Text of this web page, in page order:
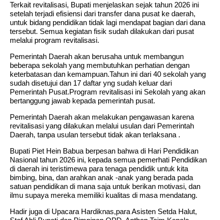
Terkait revitalisasi, Bupati menjelaskan sejak tahun 2026 ini
setelah terjadi efisiensi dari transfer dana pusat ke daerah,
untuk bidang pendidikan tidak lagi mendapat bagian dari dana
tersebut. Semua kegiatan fisik sudah dilakukan dari pusat
melalui program revitalisasi.
Pemerintah Daerah akan berusaha untuk membangun
beberapa sekolah yang membutuhkan perhatian dengan
keterbatasan dan kemampuan.Tahun ini dari 40 sekolah yang
sudah disetujui dan 17 daftar yng sudah keluar dari
Pemerintah Pusat.Program revitalisasi ini Sekolah yang akan
bertanggung jawab kepada pemerintah pusat.
Pemerintah Daerah akan melakukan pengawasan karena
revitalisasi yang dilakukan melalui usulan dari Pemerintah
Daerah, tanpa usulan tersebut tidak akan terlaksana .
Bupati Piet Hein Babua berpesan bahwa di Hari Pendidikan
Nasional tahun 2026 ini, kepada semua pemerhati Pendidikan
di daerah ini teristimewa para tenaga pendidik untuk kita
bimbing, bina, dan arahkan anak -anak yang berada pada
satuan pendidikan di mana saja untuk berikan motivasi, dan
ilmu supaya mereka memiliki kualitas di masa mendatang.
Hadir juga di Upacara Hardiknas,para Asisten Setda Halut,